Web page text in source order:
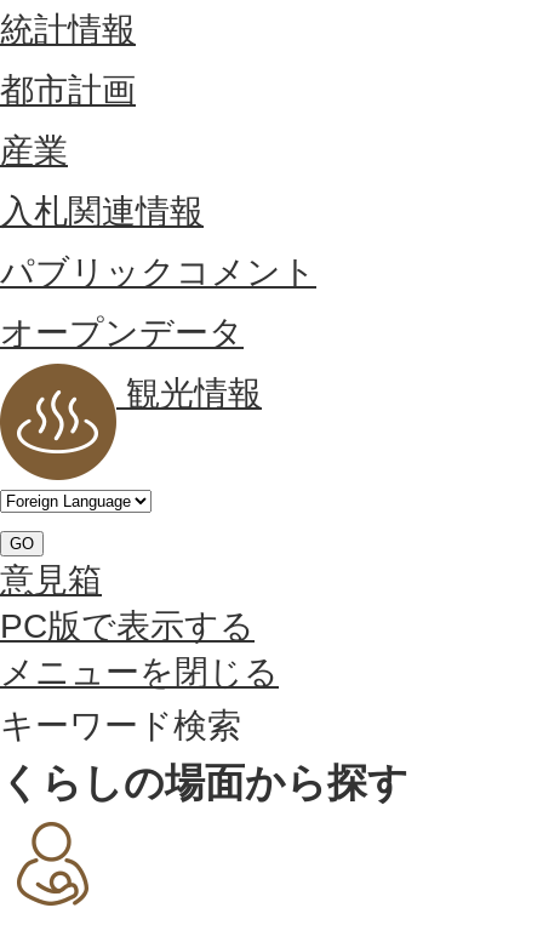
統計情報
都市計画
産業
入札関連情報
パブリックコメント
オープンデータ
観光情報
GO
意見箱
PC版で表示する
メニューを閉じる
キーワード検索
くらしの場面から探す